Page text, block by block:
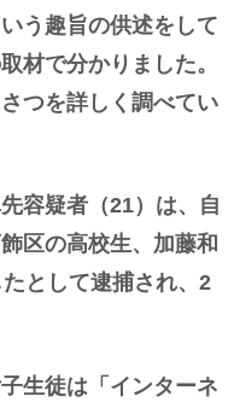
う趣旨の供述をして
材で分かりました。
つを詳しく調べてい
容疑者（21）は、自
区の高校生、加藤和
として逮捕され、2
生徒は「インターネ